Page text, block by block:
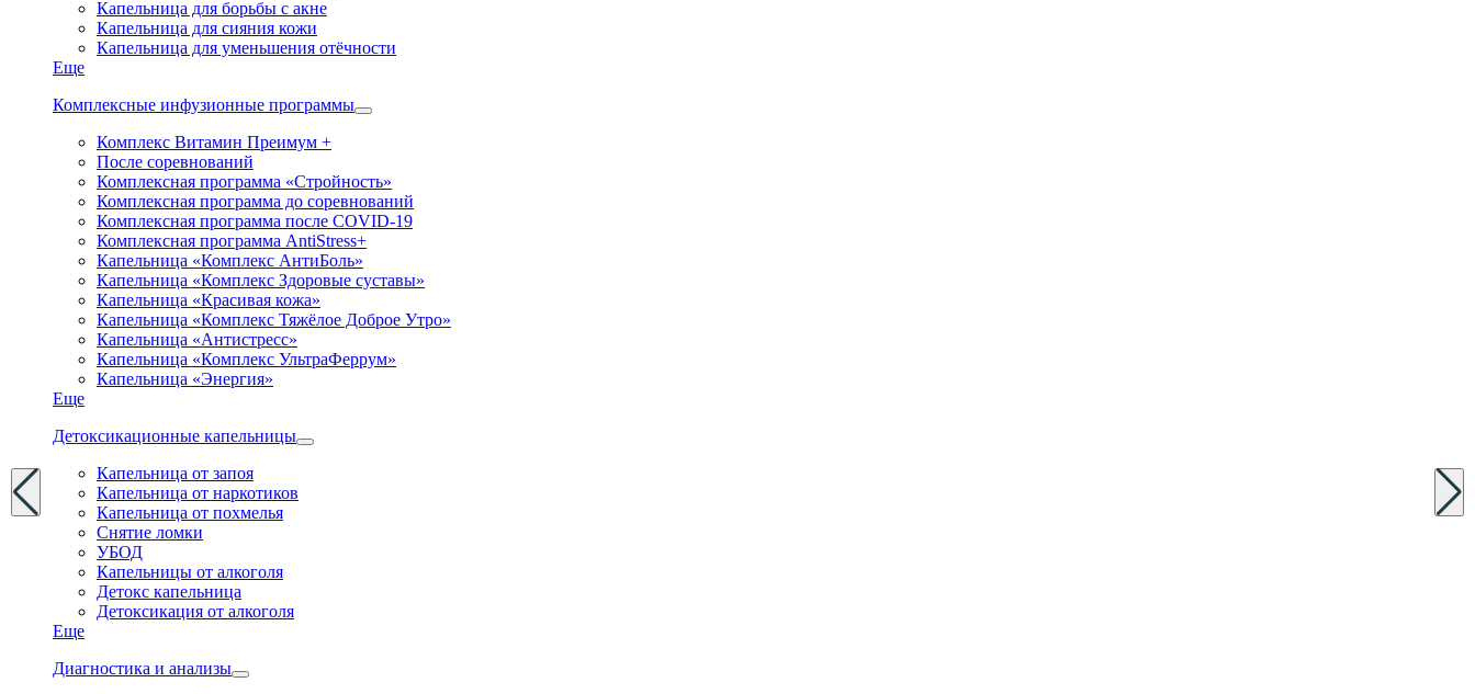
Капельница для борьбы с акне
Капельница для сияния кожи
Капельница для уменьшения отёчности
Еще
Комплексные инфузионные программы
Комплекс Витамин Преимум +
После соревнований
Комплексная программа «Стройность»
Комплексная программа до соревнований
Комплексная программа после COVID-19
Комплексная программа AntiStress+
Капельница «Комплекс АнтиБоль»
Капельница «Комплекс Здоровые суставы»
Капельница «Красивая кожа»
Капельница «Комплекс Тяжёлое Доброе Утро»
Капельница «Антистресс»
Капельница «Комплекс УльтраФеррум»
Капельница «Энергия»
Еще
Детоксикационные капельницы
Капельница от запоя
Капельница от наркотиков
Капельница от похмелья
Снятие ломки
УБОД
Капельницы от алкоголя
Детокс капельница
Детоксикация от алкоголя
Еще
Диагностика и анализы